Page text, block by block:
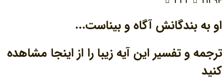
او به بندگانش آگاه و بیناست...
ترجمه و تفسیر این آیه زیبا را از اینجا مشاهده
کنید